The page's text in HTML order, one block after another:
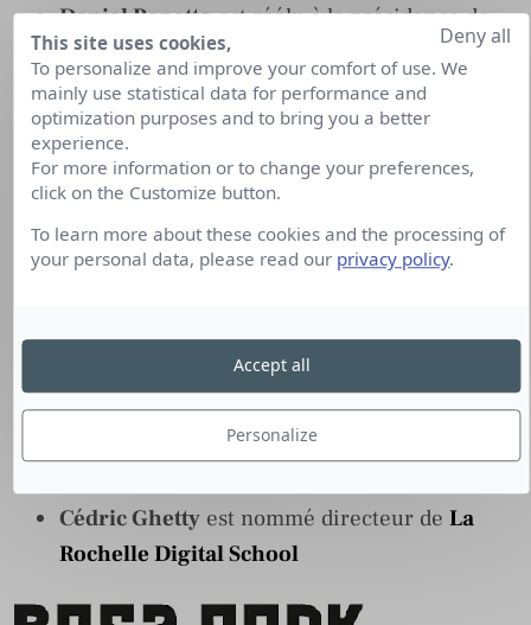
Daniel Panettoest réélu à la présidence de
l’Union nationale des diffuseurs de presse,
aujourd’huiCulture Presse
Clément Legranda rejoint l’agence digitale
Cédric Ghetty est nommé directeur de La
Rochelle Digital School
This site uses cookies,
To personalize and improve your comfort of use. We
mainly use statistical data for performance and
optimization purposes and to bring you a better
experience.
For more information or to change your preferences,
click on the Customize button.
To learn more about these cookies and the processing of
your personal data, please read our privacy policy.
Personalize
Deny all
Accept all